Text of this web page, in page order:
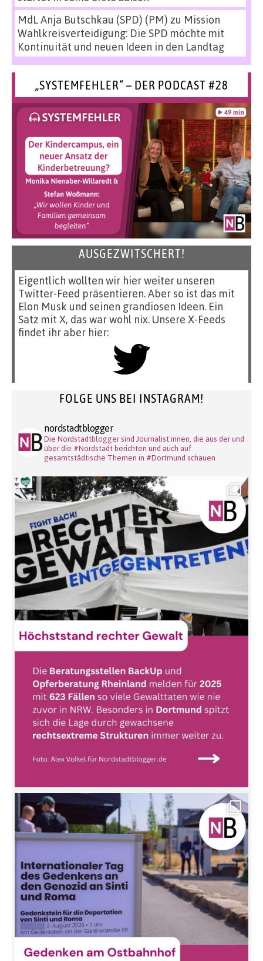
MdL Anja Butschkau (SPD) (PM) zu Mission
Wahlkreisverteidigung: Die SPD möchte mit
Kontinuität und neuen Ideen in den Landtag
„SYSTEMFEHLER“ – DER PODCAST #28
AUSGEZWITSCHERT!
Eigentlich wollten wir hier weiter unseren
Twitter-Feed präsentieren. Aber so ist das mit
Elon Musk und seinen grandiosen Ideen. Ein
Satz mit X, das war wohl nix. Unsere X-Feeds
findet ihr aber hier:
FOLGE UNS BEI INSTAGRAM!
nordstadtblogger
Die Nordstadtblogger sind Journalist:innen, die aus der und
über die #Nordstadt berichten und auch auf
gesamtstädtische Themen in #Dortmund schauen